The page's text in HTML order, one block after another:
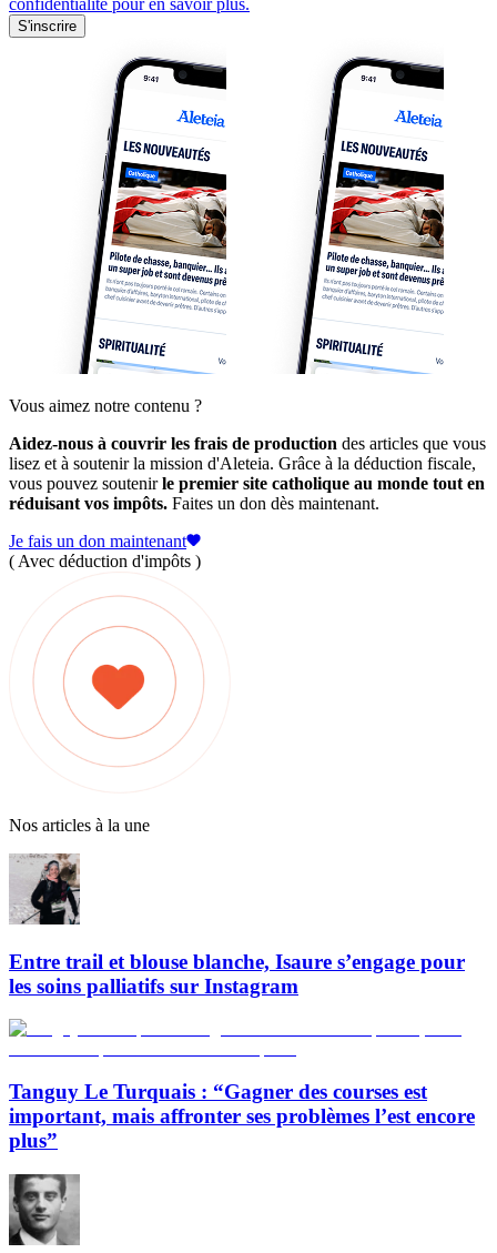
S'inscrire
Vous aimez notre contenu ?
Aidez-nous à couvrir les frais de production des articles que vous
lisez et à soutenir la mission d'Aleteia. Grâce à la déduction fiscale,
vous pouvez soutenirle premier site catholique au monde tout en
réduisant vos impôts. Faites un don dès maintenant.
Je fais un don maintenant
( Avec déduction d'impôts )
Nos articles à la une
Entre trail et blouse blanche, Isaure s’engage pour
les soins palliatifs sur Instagram
Tanguy Le Turquais : “Gagner des courses est
important, mais affronter ses problèmes l’est encore
plus”